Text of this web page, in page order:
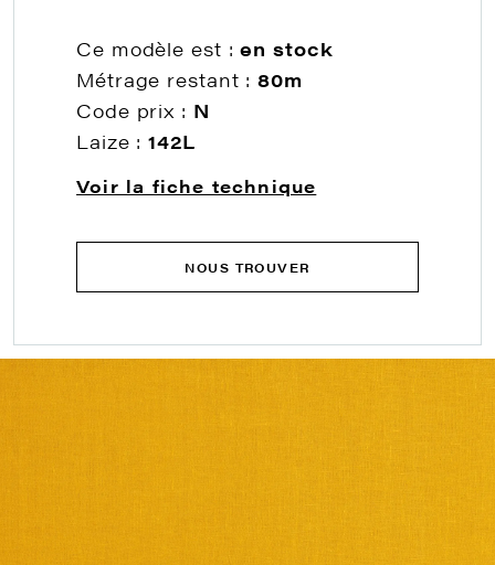
Ce modèle est :en stock
Métrage restant :80m
Code prix : N
Laize :142L
Voir la fiche technique
NOUS TROUVER